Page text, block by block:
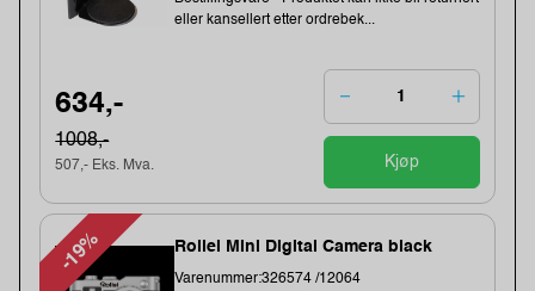
eller kansellert etter ordrebek...
634,-
1008,-
507,- Eks. Mva. Kjøp
-19% Rollei Mini Digital Camera black
Varenummer:326574 /12064